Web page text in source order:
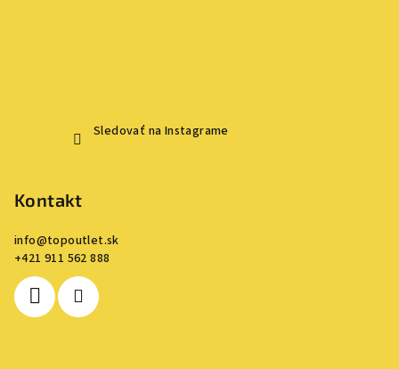
Sledovať na Instagrame
Kontakt
info@topoutlet.sk
+421 911 562 888